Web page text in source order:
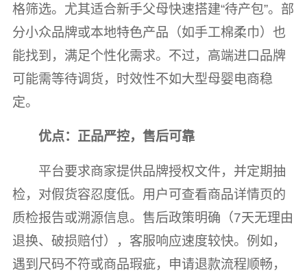
格筛选。尤其适合新手父母快速搭建“待产包”。部
分小众品牌或本地特色产品（如手工棉柔巾）也
能找到，满足个性化需求。不过，高端进口品牌
可能需等待调货，时效性不如大型母婴电商稳
定。
优点：正品严控，售后可靠
平台要求商家提供品牌授权文件，并定期抽
检，对假货容忍度低。用户可查看商品详情页的
质检报告或溯源信息。售后政策明确（7天无理由
退换、破损赔付），客服响应速度较快。例如，
遇到尺码不符或商品瑕疵，申请退款流程顺畅，